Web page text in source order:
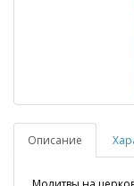
Описание